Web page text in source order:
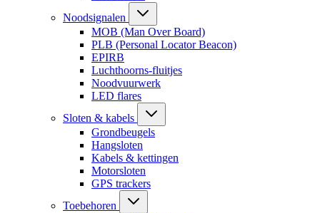
Noodsignalen
MOB (Man Over Board)
PLB (Personal Locator Beacon)
EPIRB
Luchthoorns-fluitjes
Noodvuurwerk
LED flares
Sloten & kabels
Grondbeugels
Hangsloten
Kabels & kettingen
Motorsloten
GPS trackers
Toebehoren